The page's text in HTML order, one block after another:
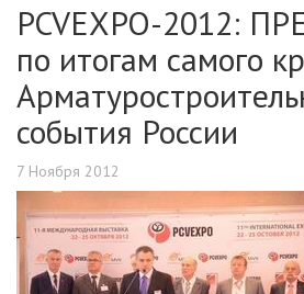
PCVEXPO-2012:
по итогам самого
события России
7 Ноября 2012